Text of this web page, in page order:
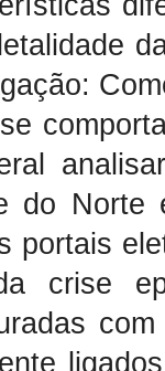
do Norte
portais
crise